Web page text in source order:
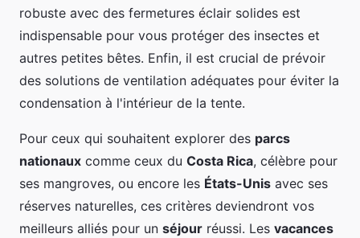
robuste avec des fermetures éclair solides est
indispensable pour vous protéger des insectes et
autres petites bêtes. Enfin, il est crucial de prévoir
des solutions de ventilation adéquates pour éviter la
condensation à l'intérieur de la tente.
Pour ceux qui souhaitent explorer des parcs
nationaux comme ceux du Costa Rica, célèbre pour
ses mangroves, ou encore les États-Unis avec ses
réserves naturelles, ces critères deviendront vos
meilleurs alliés pour un séjour réussi. Les vacances